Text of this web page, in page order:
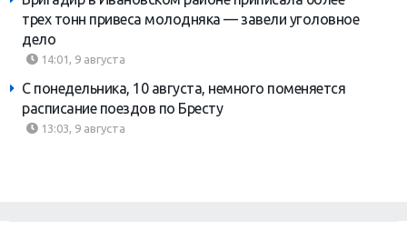
трех тонн привеса молодняка — завели уголовное
дело
14:01, 9 августа
С понедельника, 10 августа, немного поменяется
расписание поездов по Бресту
13:03, 9 августа